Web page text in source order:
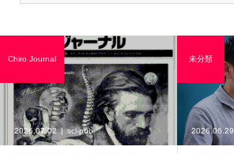
2026.07.02 sci-pub
Chiro Journal
2026.06.29
未分類